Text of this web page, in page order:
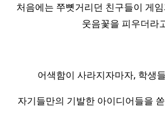
처음에는 쭈뼛거리던 친구들이 게
웃음꽃을 피우더라
어색함이 사라지자마자, 학생
자기들만의 기발한 아이디어들을